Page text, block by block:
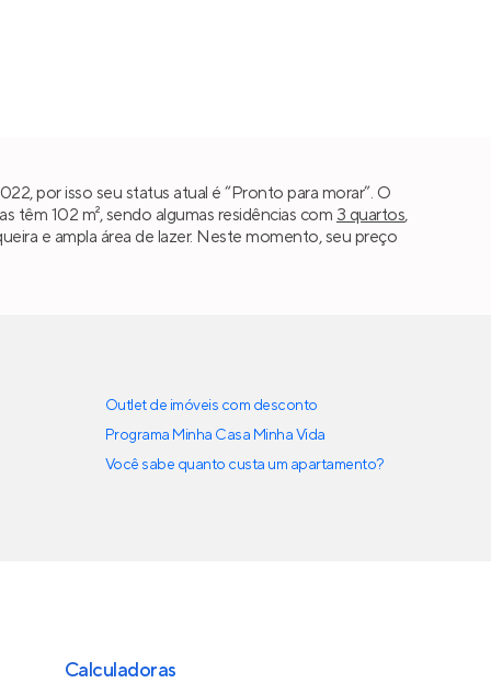
por isso seu status atual é “Pronto para morar”. O
102 m², sendo algumas residências com 3 quartos,
e ampla área de lazer. Neste momento, seu preço
Outlet de imóveis com desconto
Programa Minha Casa Minha Vida
Você sabe quanto custa um apartamento?
Calculadoras